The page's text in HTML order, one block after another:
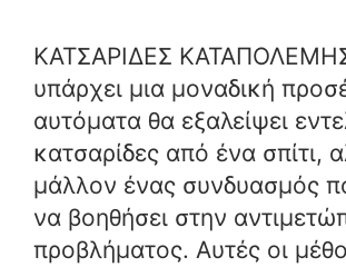
ΚΑΤΣΑΡΙΔΕΣ
υπάρχει μια μοναδική
αυτόματα θα εξαλείψει
κατσαρίδες από ένα σπίτι,
μάλλον ένας συνδυασμός
να βοηθήσει στην
προβλήματος. Αυτές οι